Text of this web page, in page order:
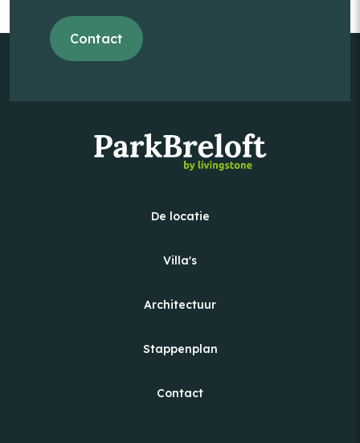
Contact
De locatie
Villa's
Architectuur
Stappenplan
Contact